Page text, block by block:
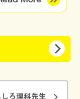
高齢者施